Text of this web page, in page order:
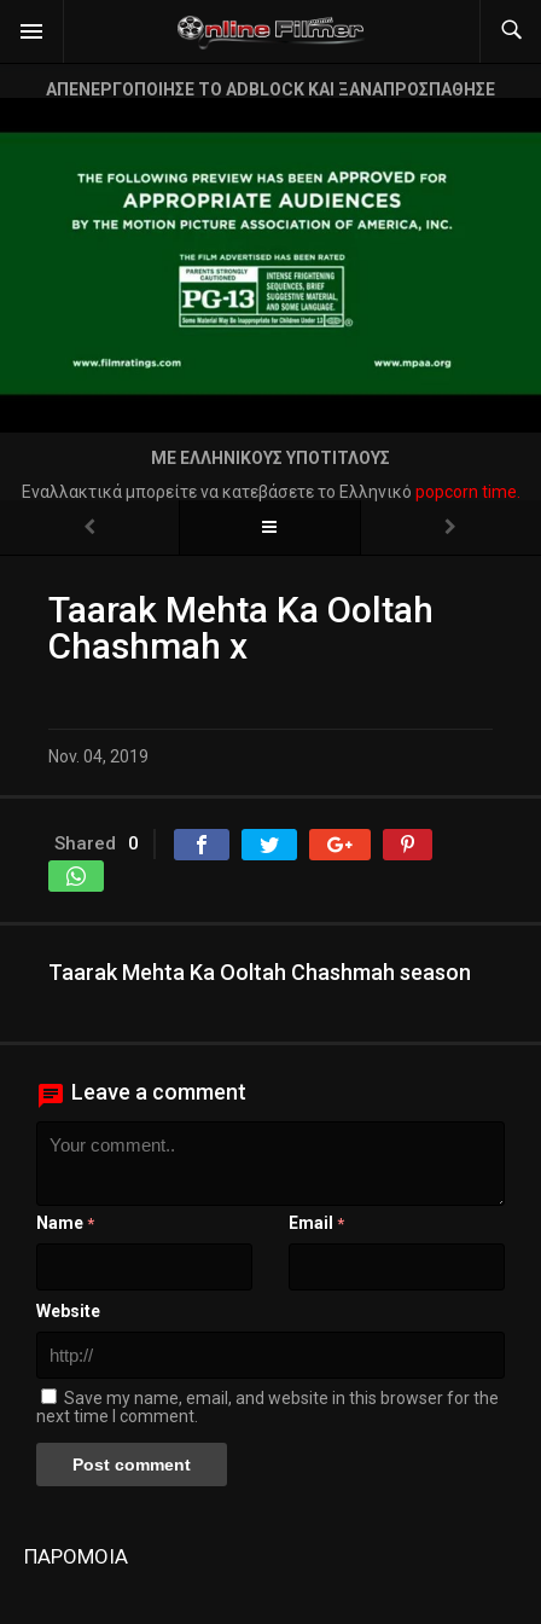
ΑΠΕΝΕΡΓΟΠΟΙΗΣΕ ΤΟ ADBLOCK ΚΑΙ ΞΑΝΑΠΡΟΣΠΑΘΗΣΕ
ΜΕ ΕΛΛΗΝΙΚΟΥΣ ΥΠΟΤΙΤΛΟΥΣ
Εναλλακτικά μπορείτε να κατεβάσετε το Ελληνικό popcorn time.
Taarak Mehta Ka Ooltah
Chashmah x
Nov. 04, 2019
Shared 0
Taarak Mehta Ka Ooltah Chashmah season
Leave a comment
Name * Email *
Website
Save my name, email, and website in this browser for the
next time I comment.
ΠΑΡΟΜΟΙΑ